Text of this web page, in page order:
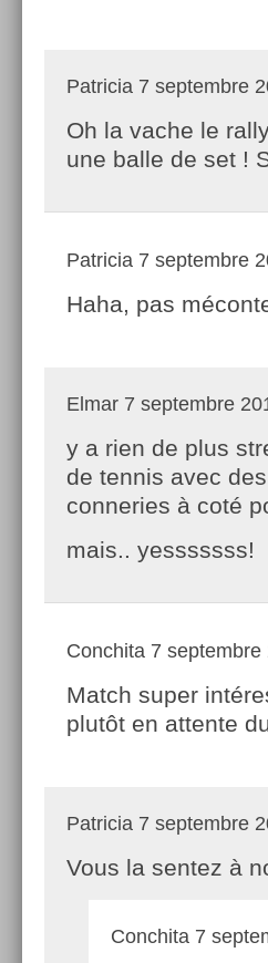
Patricia 7 septembre
Oh la vache le
une balle de set !
Patricia 7 septembre
Haha, pas
Elmar 7 septembre
y a rien de plus
de tennis avec
conneries à coté
mais.. yesssssss!
Conchita 7
Match super
plutôt en attente
Patricia 7 septembre
Vous la sentez à
Conchita 7